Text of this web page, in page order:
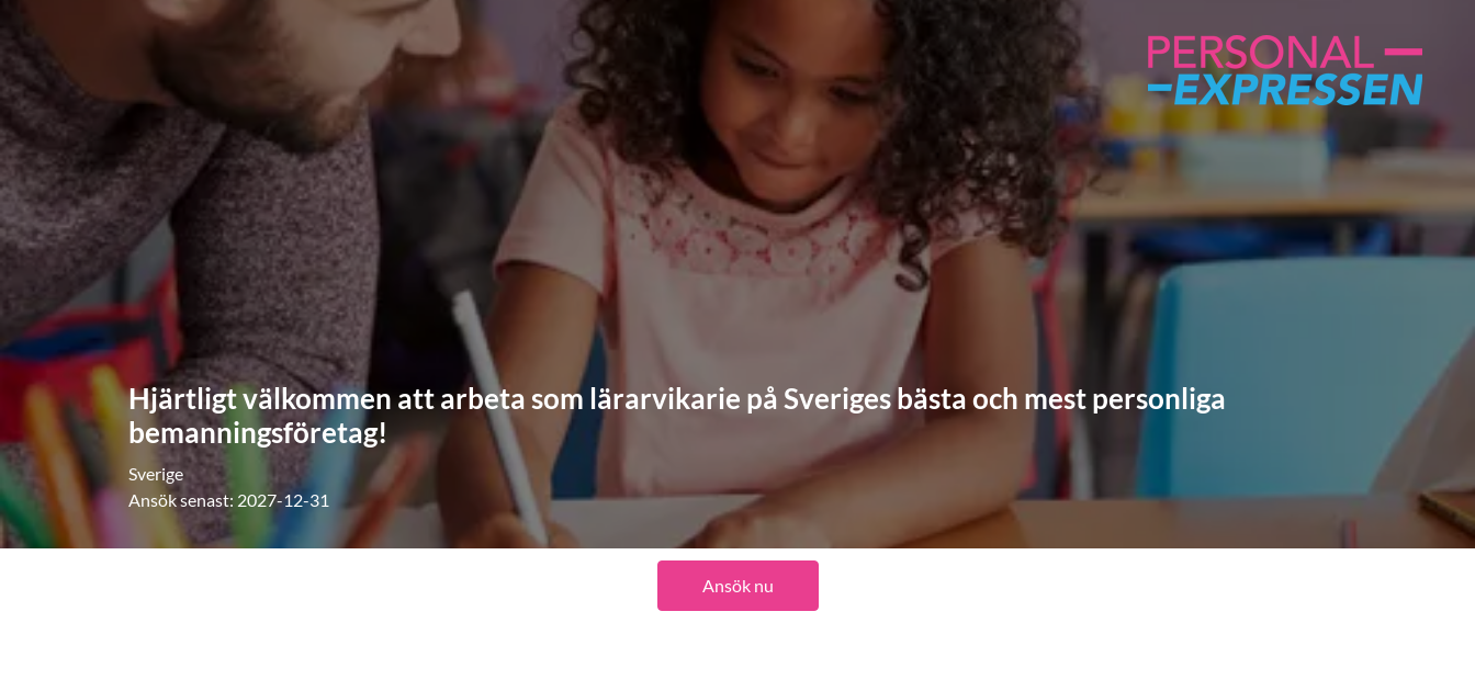
Hjärtligt välkommen att arbeta som lärarvikarie på Sveriges bästa och mest personliga
bemanningsföretag!
Sverige
Ansök senast: 2027-12-31
Ansök nu